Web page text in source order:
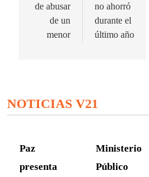
de abusar
de un
menor
no ahorró
durante el
último año
NOTICIAS V21
Paz
presenta
Ministerio
Público